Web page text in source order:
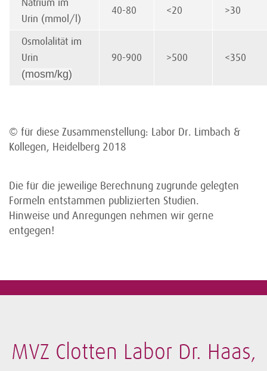
Natrium im
Urin (mmol/l)
40-80 <20 >30
Osmolalität im
Urin
(mosm/kg)
90-900 >500 <350
© für diese Zusammenstellung: Labor Dr. Limbach &
Kollegen, Heidelberg 2018
Die für die jeweilige Berechnung zugrunde gelegten
Formeln entstammen publizierten Studien.
Hinweise und Anregungen nehmen wir gerne
entgegen!
MVZ Clotten Labor Dr. Haas,